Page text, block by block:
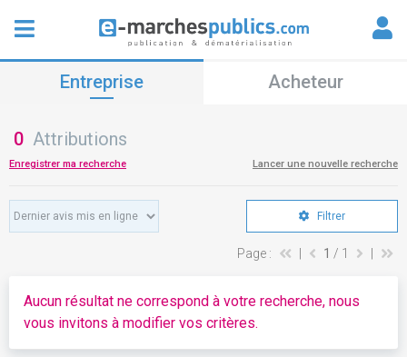
Entreprise Acheteur
0 Attributions
Enregistrer ma recherche Lancer une nouvelle recherche
Filtrer
Page : 1 / 1
Aucun résultat ne correspond à votre recherche, nous
vous invitons à modifier vos critères.